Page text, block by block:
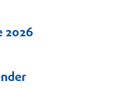
2026